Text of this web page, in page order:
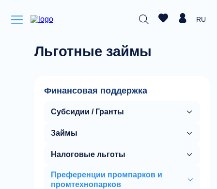
RU
Льготные займы
Финансовая поддержка
Субсидии / Гранты
Займы
Налоговые льготы
Преференции промпарков и
промтехнопарков